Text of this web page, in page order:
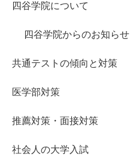
四谷学院について
四谷学院からのお知らせ
共通テストの傾向と対策
医学部対策
推薦対策・面接対策
社会人の大学入試